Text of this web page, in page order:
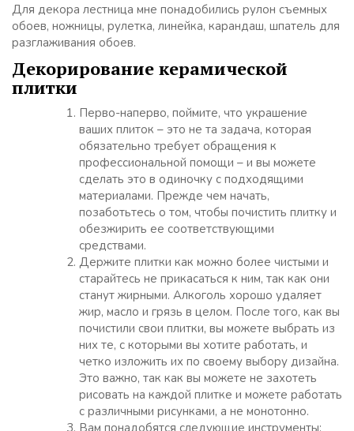
Для декора лестница мне понадобились рулон съемных
обоев, ножницы, рулетка, линейка, карандаш, шпатель для
разглаживания обоев.
Декорирование керамической
плитки
Перво-наперво, поймите, что украшение
ваших плиток – это не та задача, которая
обязательно требует обращения к
профессиональной помощи – и вы можете
сделать это в одиночку с подходящими
материалами. Прежде чем начать,
позаботьтесь о том, чтобы почистить плитку и
обезжирить ее соответствующими
средствами.
Держите плитки как можно более чистыми и
старайтесь не прикасаться к ним, так как они
станут жирными. Алкоголь хорошо удаляет
жир, масло и грязь в целом. После того, как вы
почистили свои плитки, вы можете выбрать из
них те, с которыми вы хотите работать, и
четко изложить их по своему выбору дизайна.
Это важно, так как вы можете не захотеть
рисовать на каждой плитке и можете работать
с различными рисунками, а не монотонно.
Вам понадобятся следующие инструменты: